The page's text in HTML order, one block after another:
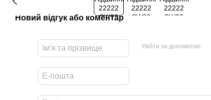
Новий відгук або коментар
Увійти за допомогою